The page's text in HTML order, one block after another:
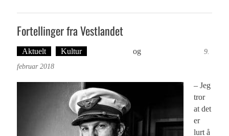
Fortellinger fra Vestlandet
Aktuelt Kultur og
9.
februar 2018
– Jeg
tror
at det
er
lurt å